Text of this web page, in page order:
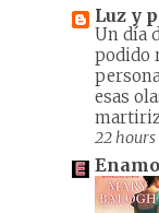
Luz y
Un día
podido
esas
22 hours